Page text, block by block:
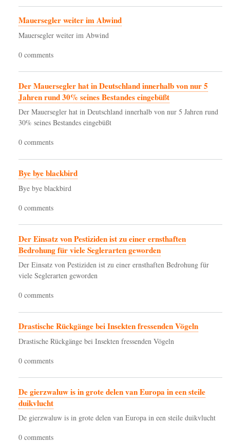
Mauersegler weiter im Abwind
Mauersegler weiter im Abwind
0 comments
Der Mauersegler hat in Deutschland innerhalb von nur 5
Jahren rund 30% seines Bestandes eingebüßt
Der Mauersegler hat in Deutschland innerhalb von nur 5 Jahren rund
30% seines Bestandes eingebüßt
0 comments
Bye bye blackbird
Bye bye blackbird
0 comments
Der Einsatz von Pestiziden ist zu einer ernsthaften
Bedrohung für viele Seglerarten geworden
Der Einsatz von Pestiziden ist zu einer ernsthaften Bedrohung für
viele Seglerarten geworden
0 comments
Drastische Rückgänge bei Insekten fressenden Vögeln
Drastische Rückgänge bei Insekten fressenden Vögeln
0 comments
De gierzwaluw is in grote delen van Europa in een steile
duikvlucht
De gierzwaluw is in grote delen van Europa in een steile duikvlucht
0 comments